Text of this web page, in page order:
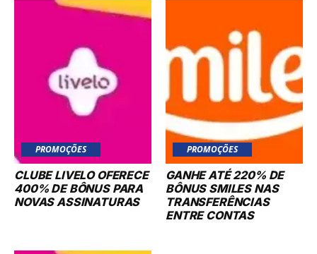
PROMOÇÕES
CLUBE LIVELO OFERECE
400% DE BÔNUS PARA
NOVAS ASSINATURAS
PROMOÇÕES
GANHE ATÉ 220% DE
BÔNUS SMILES NAS
TRANSFERÊNCIAS
ENTRE CONTAS